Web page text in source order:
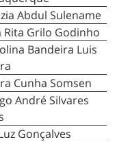
Abdul Sulename
Rita Grilo Godinho
Bandeira Luis
Cunha Somsen
André Silvares
Gonçalves